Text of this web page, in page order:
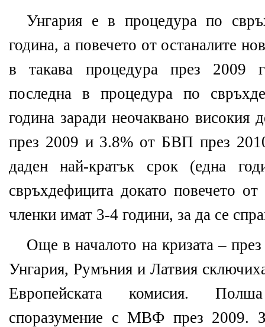
Унгария е в процедура по
година, а повечето от останалите
в такава процедура през 2009
последна в процедура по
година заради неочаквано
през 2009 и 3.8% от БВП през
даден най-кратък срок (една
свръхдефицита докато повечето
членки имат 3-4 години, за да се
Още в началото на кризата –
Унгария, Румъния и Латвия
Европейската комисия.
споразумение с МВФ през 2009.